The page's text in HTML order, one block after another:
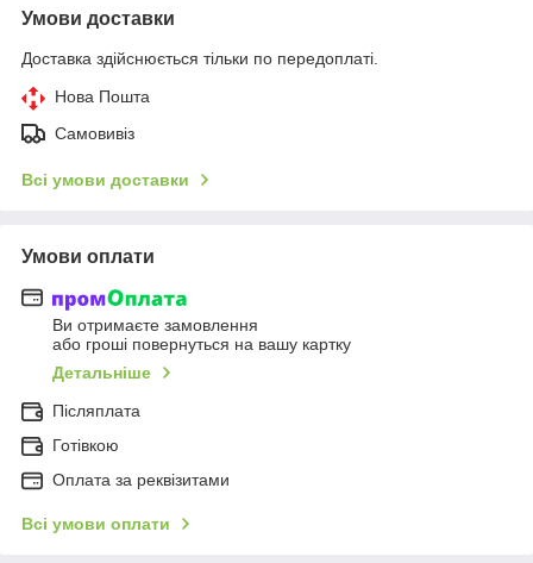
Умови доставки
Доставка здійснюється тільки по передоплаті.
Нова Пошта
Самовивіз
Всі умови доставки
Умови оплати
Ви отримаєте замовлення
або гроші повернуться на вашу картку
Детальніше
Післяплата
Готівкою
Оплата за реквізитами
Всі умови оплати